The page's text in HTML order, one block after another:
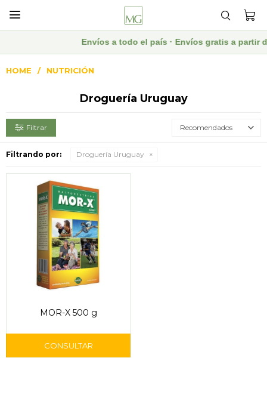

Envíos a todo el país · Envíos gratis a partir
HOME NUTRICIÓN
Droguería Uruguay
Recomendados
Filtrando por: Droguería Uruguay
MOR-X 500 g